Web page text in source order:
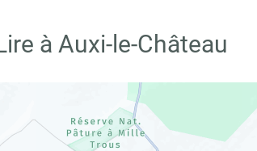
à Auxi-le-Château